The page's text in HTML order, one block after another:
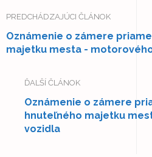
PREDCHÁDZAJÚCI ČLÁNOK
Oznámenie o zámere
majetku mesta -
ĎALŠÍ ČLÁNOK
Oznámenie o zámere
hnuteľného majetku
vozidla